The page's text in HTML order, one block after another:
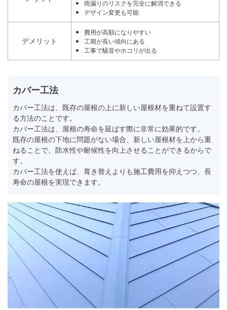
雨漏りのリスクを完全に解消できる
デザイン変更も可能
デメリット
費用が高額になりやすい
工期が長い傾向にある
工事で騒音やホコリが出る
カバー工法
カバー工法は、既存の屋根の上に新しい屋根材を重ねて設置す
る方法のことです。
カバー工法は、屋根の寿命を延ばす際に非常に効果的です。
既存の屋根の下地に問題がない場合、新しい屋根材を上から重
ねることで、防水性や耐候性を向上させることができるからで
す。
カバー工法を使えば、葺き替えよりも施工費用を抑えつつ、長
寿命の屋根を実現できます。